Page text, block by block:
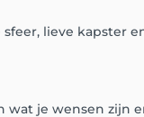
lieve kapster
je wensen zijn